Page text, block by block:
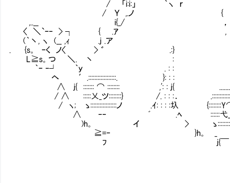
/ 「i:i:」 ｀ヽ
/ Ｙ ,.ノ {
,..__ i{_/ ，
〈 ＼`ｰ‐ > ┐ { .ｱ ,
(｀丶, ヽ (__ ,ｨ .j .ア
. {s。 ｰく ノ〈 > ゛ .:} ヽ V/
L≧s。つ ＼. 丶 : ' ，. V/ {
｀ｰ ‐┘ ｀ｙ . : : 寸 Vノ
ヘ ′.::::::::::::::::::. }: : : Ⅴ／
∧ j{ ::::::: ⌒ :::::::: ,': : j{
/ ∧ :::::乂_ツ::::::::} /. : : :．
/ ヽ; ゝ:::::::::::::::::ノ .ｲ: : : :圦
∧ ‐‐ ﾞ .ﾍ ::::::弋_ツ
)h。 イ > ゝ:::::::::::
≧=‐ }h。 _
ﾌ j{￣